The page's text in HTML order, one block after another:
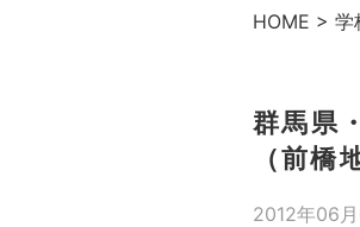
HOME > 学
群馬県
（前橋
2012年06月